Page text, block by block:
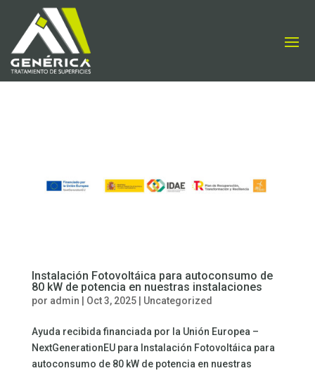
Instalación Fotovoltáica para autoconsumo de
80 kW de potencia en nuestras instalaciones
por admin | Oct 3, 2025| Uncategorized
Ayuda recibida financiada por la Unión Europea –
NextGenerationEU para Instalación Fotovoltáica para
autoconsumo de 80 kW de potencia en nuestras